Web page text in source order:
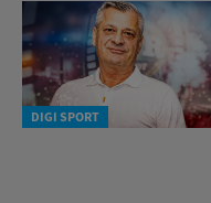
DIGI SPORT